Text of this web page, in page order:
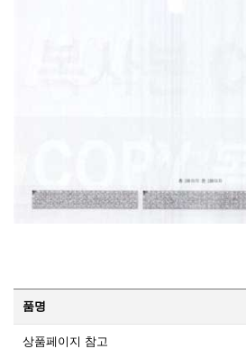
품명
상품페이지 참고